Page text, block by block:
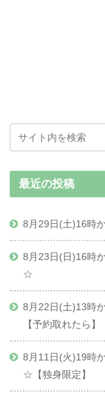
最近の投稿
8月29日(土)16時
8月23日(日)16時
☆
8月22日(土)13時
【予約取れたら】
8月11日(火)19時
☆【独身限定】